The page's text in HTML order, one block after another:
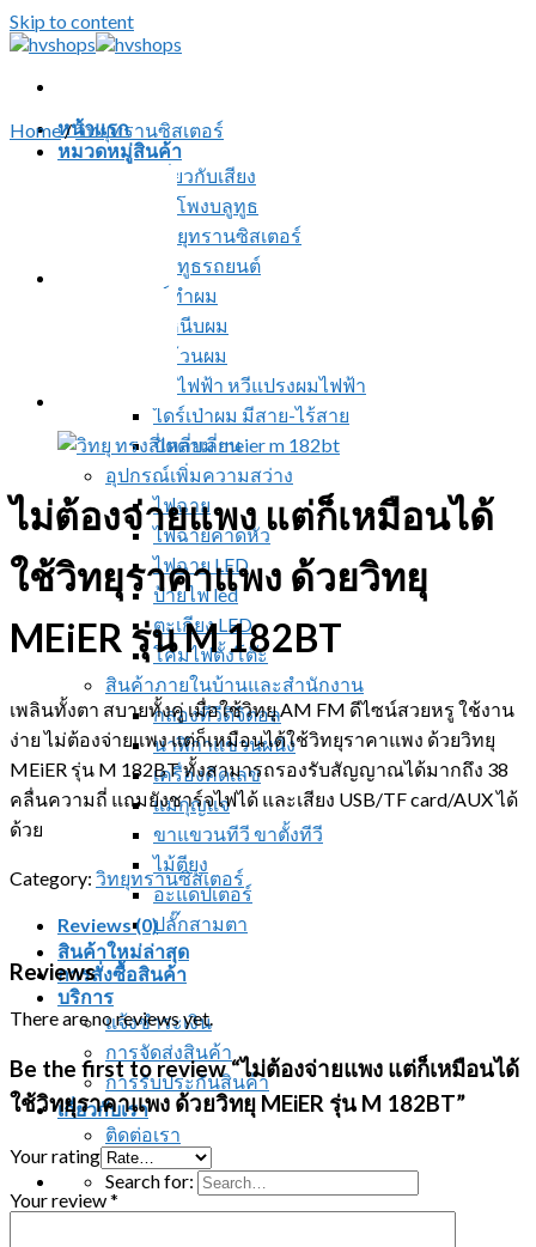
Skip to content
หน้าแรก
หมวดหมู่สินค้า
สินค้าเกี่ยวกับเสียง
ลำโพงบลูทูธ
วิทยุทรานซิสเตอร์
บลูทูธรถยนต์
อุปกรณ์ทำผม
ที่หนีบผม
ที่ม้วนผม
หวีไฟฟ้า หวีแปรงผมไฟฟ้า
ไดร์เป่าผม มีสาย-ไร้สาย
ปัตตาเลี่ยน
อุปกรณ์เพิ่มความสว่าง
ไฟฉาย
ไฟฉายคาดหัว
ไฟฉาย LED
ป้ายไฟ led
ตะเกียง LED
โคมไฟตั้งโต๊ะ
สินค้าภายในบ้านและสำนักงาน
กล่องทีวีดิจิตอล
นาฬิกาแขวนผนัง
เครื่องคิดเลข
แม่กุญแจ
ขาแขวนทีวี ขาตั้งทีวี
ไม้ตียุง
อะแดปเตอร์
ปลั๊กสามตา
สินค้าใหม่ล่าสุด
การสั่งซื้อสินค้า
บริการ
แจ้งชำระเงิน
การจัดส่งสินค้า
การรับประกันสินค้า
เกี่ยวกับเรา
ติดต่อเรา
Search for:
Home/วิทยุทรานซิสเตอร์
ไม่ต้องจ่ายแพง แต่ก็เหมือนได้
ใช้วิทยุราคาแพง ด้วยวิทยุ
MEiER รุ่น M 182BT
เพลินทั้งตา สบายทั้งคู่ เมื่อใช้วิทยุ AM FM ดีไซน์สวยหรู ใช้งาน
ง่าย ไม่ต้องจ่ายแพง แต่ก็เหมือนได้ใช้วิทยุราคาแพง ด้วยวิทยุ
MEiER รุ่น M 182BT ทั้งสามารถรองรับสัญญาณได้มากถึง 38
คลื่นความถี่ แถมยังชาร์จไฟได้ และเสียง USB/TF card/AUX ได้
ด้วย
Category: วิทยุทรานซิสเตอร์
Reviews (0)
Reviews
There are no reviews yet.
Be the first to review “ไม่ต้องจ่ายแพง แต่ก็เหมือนได้
ใช้วิทยุราคาแพง ด้วยวิทยุ MEiER รุ่น M 182BT”
Your rating
Your review*